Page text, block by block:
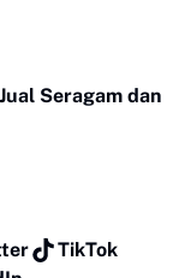
Seragam dan
TikTok